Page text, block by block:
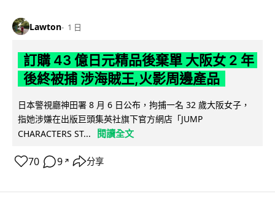
Lawton 1 日
訂購 43 億日元精品後棄單 大阪女 2 年
後終被捕 涉海賊王,火影周邊產品
日本警視廳神田署 8 月 6 日公布，拘捕一名 32 歲大阪女子，
指她涉嫌在出版巨頭集英社旗下官方網店「JUMP
CHARACTERS ST...
閱讀全文
70 9 ↗ 分享